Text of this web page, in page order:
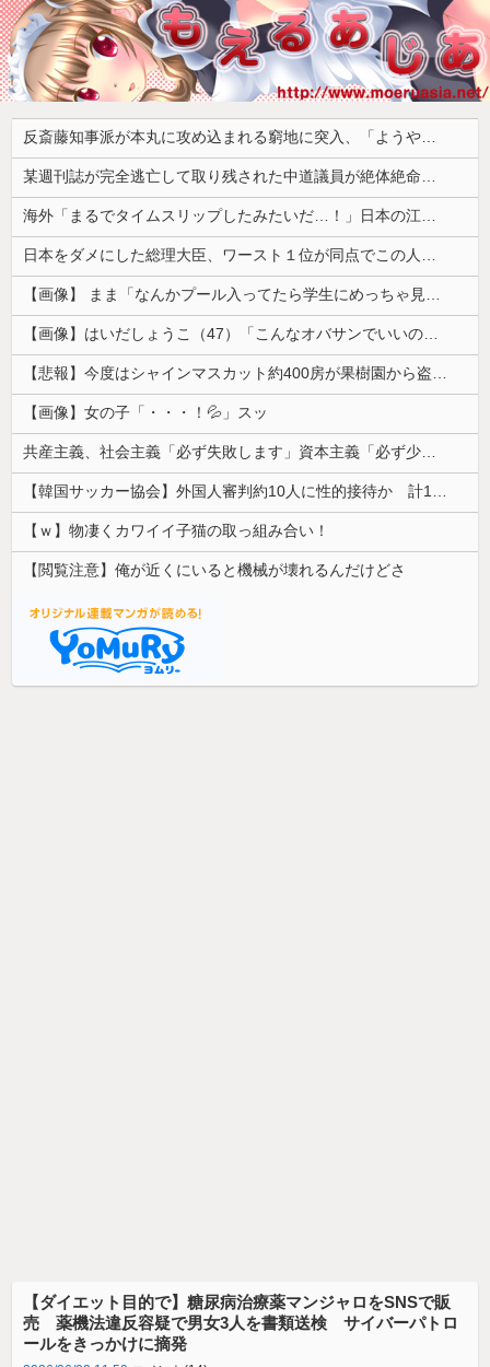
反斎藤知事派が本丸に攻め込まれる窮地に突入、「ようやく反撃のターンやね」と手際の良さに感心する人が続出中
某週刊誌が完全逃亡して取り残された中道議員が絶体絶命の窮地、「今度は宏池会に矛先を向けたか……」と節操の無さに呆れる人が続出
海外「まるでタイムスリップしたみたいだ…！」日本の江戸時代の街並みがそのまま保存されている貴重な場所とは・・・？【海外の反応】
日本をダメにした総理大臣、ワースト１位が同点でこの人ｗｗｗｗｗｗ
【画像】 まま「なんかプール入ってたら学生にめっちゃ見られたw」
【画像】はいだしょうこ（47）「こんなオバサンでいいの…？」
【悲報】今度はシャインマスカット約400房が果樹園から盗まれる 参議院議員「日本人ではないと思う」
【画像】女の子「・・・！💦」スッ
共産主義、社会主義「必ず失敗します」資本主義「必ず少子化します」
【韓国サッカー協会】外国人審判約10人に性的接待か 計1496回、約2億ウォン（約2200万円）
【ｗ】物凄くカワイイ子猫の取っ組み合い！
【閲覧注意】俺が近くにいると機械が壊れるんだけどさ
【ダイエット目的で】糖尿病治療薬マンジャロをSNSで販
売 薬機法違反容疑で男女3人を書類送検 サイバーパトロ
ールをきっかけに摘発